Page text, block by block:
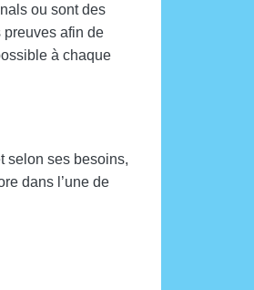
ou sont des
preuves afin de
à chaque
selon ses besoins,
dans l’une de